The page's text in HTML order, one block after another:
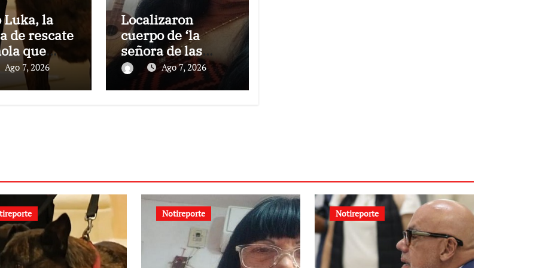
la
de rescate
que
buscar
Ago 7, 2026
Localizaron
cuerpo de ‘la
señora de las
uñas bonitas’ 42
días después de
Ago 7, 2026
Notireporte Notireporte